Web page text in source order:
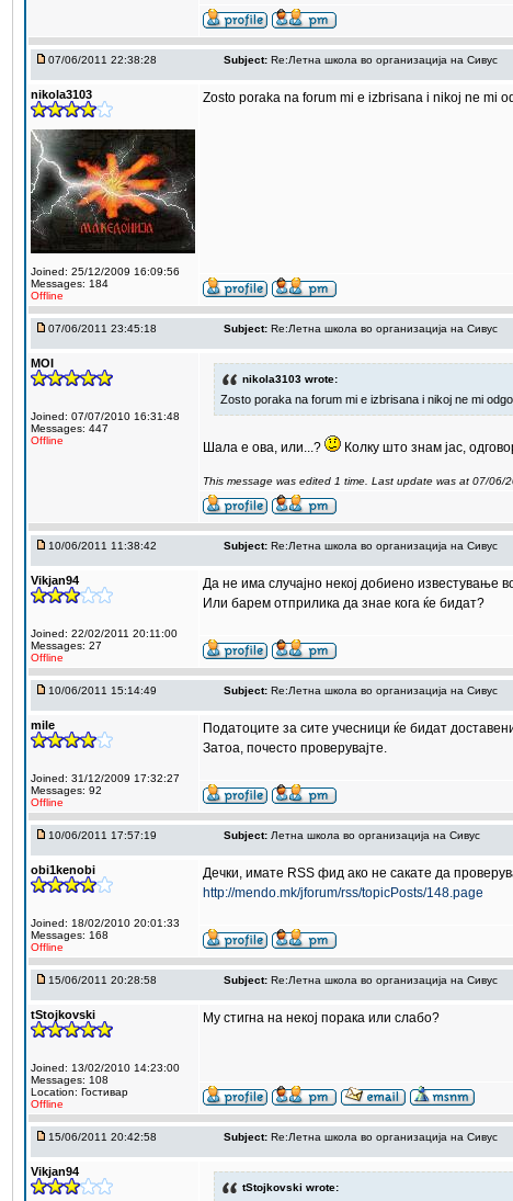
07/06/2011 22:38:28 Subject: Re:Летна школа во организација на Сивус
nikola3103
Joined: 25/12/2009 16:09:56
Messages: 184
Offline
Zosto poraka na forum mi e izbrisana i nikoj ne mi
07/06/2011 23:45:18 Subject: Re:Летна школа во организација на Сивус
MOI
Joined: 07/07/2010 16:31:48
Messages: 447
Offline
nikola3103 wrote:
Zosto poraka na forum mi e izbrisana i nikoj ne mi
Шала е ова, или...? Колку што знам јас,
This message was edited 1 time. Last update was at 07/06/
10/06/2011 11:38:42 Subject: Re:Летна школа во организација на Сивус
Vikjan94
Joined: 22/02/2011 20:11:00
Messages: 27
Offline
Да не има случајно некој добиено известување
Или барем отприлика да знае кога ќе бидат?
10/06/2011 15:14:49 Subject: Re:Летна школа во организација на Сивус
mile
Joined: 31/12/2009 17:32:27
Messages: 92
Offline
Податоците за сите учесници ќе бидат
Затоа, почесто проверувајте.
10/06/2011 17:57:19 Subject: Летна школа во организација на Сивус
obi1kenobi
Joined: 18/02/2010 20:01:33
Messages: 168
Offline
Дечки, имате RSS фид ако не сакате да
http://mendo.mk/jforum/rss/topicPosts/148.page
15/06/2011 20:28:58 Subject: Re:Летна школа во организација на Сивус
tStojkovski
Joined: 13/02/2010 14:23:00
Messages: 108
Location: Гостивар
Offline
Му стигна на некој порака или слабо?
15/06/2011 20:42:58 Subject: Re:Летна школа во организација на Сивус
Vikjan94
tStojkovski wrote: